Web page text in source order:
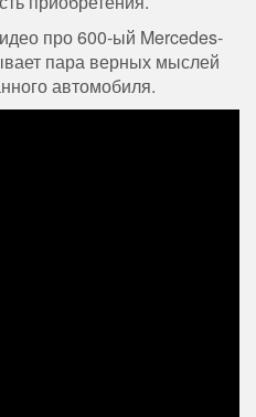
про 600-ый Mercedes-
пара верных мыслей
автомобиля.